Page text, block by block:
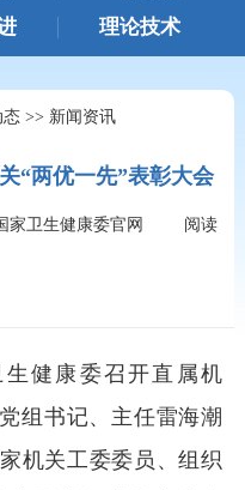
理论技术
态>> 新闻资讯
“两优一先”表彰大会
家卫生健康委官网
阅读
健康委召开直属机
组书记、主任雷海潮
机关工委委员、组织